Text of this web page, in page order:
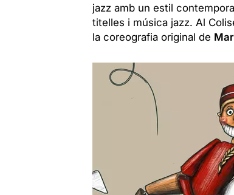
jazz amb un estil
titelles i música jazz. Al
la coreografia original de